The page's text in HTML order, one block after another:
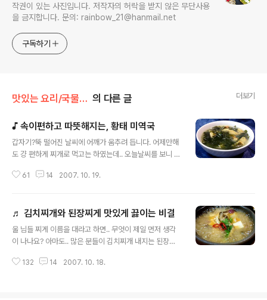
작권이 있는 사진입니다. 저작자의 허락을 받지 않은 무단사용
을 금지합니다. 문의: rainbow_21@hanmail.net
구독하기
맛있는 요리/국물 요리 의 다른 글 더보기
♪ 속이편하고 따뜻해지는, 황태 미역국
갑자기?뚝 떨어진 날씨에 어깨가 움추려 듭니다. 어제만해
도 걍 편하게 찌개로 먹고는 하였는데.. 오늘날씨를 보니 영
에 나가기도 을씨년 스럽고..집에 있는 재료로 궁리를 해 보
내주는 션한 황태미역국으로요. 요 황태 미역국은 가끔 끓
여 먹는데, 술 마신 뒤에 속풀이 해장국으로도 그만이고..
바로 한 밥에 말아 황태 미역국밥을 만들어 먹어도 끝내 준
국이 있으면.. 김치 한가지만 있으면?되요. 뜨끈한 미역국
61 14 2007. 10. 19.
♬ 김치찌개와 된장찌게 맛있게 끓이는 비결
울 님들 찌게 이름을 대라고 하면.. 무엇이 제일 먼저 생각
이 나나요? 아마도.. 많은 분들이 김치찌개 내지는 된장찌
우리네 생활에서 흔히 구할 수 있는 재료이고, 손쉽게 만들
132 14 2007. 10. 18.